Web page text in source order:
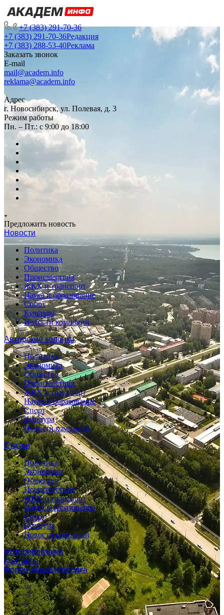
+7 (383) 291-70-36
+7 (383) 291-70-36Редакция
+7 (383) 288-53-40Реклама
Заказать звонок
E-mail
mail@academ.info
reklama@academ.info
Адрес
г. Новосибирск, ул. Полевая, д. 3
Режим работы
Пн. – Пт.: с 9:00 до 18:00
Предложить новость
Новости
Политика
Экономика
Общество
Происшествия
ЖКХ и транспорт
Наука и образование
Спорт
Культура
Новости компаний
Авторские колонки
Политика
Экономика
Общество
Происшествия
ЖКХ и транспорт
Наука и образование
Спорт
Культура
Новости компаний
Статьи
Политика
Экономика
Общество
Происшествия
ЖКХ и транспорт
Наука и образование
Спорт
Культура
Новости компаний
Фоторепортажи
Контакты
Форум Академгородка